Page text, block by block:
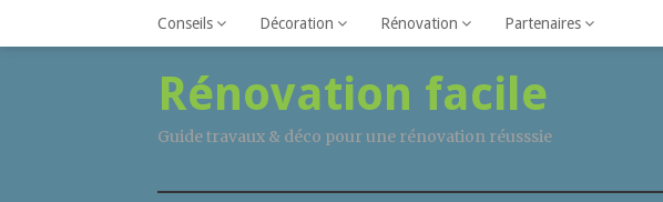
Conseils Décoration Rénovation Partenaires
Rénovation facile
Guide travaux & déco pour une rénovation réusssie